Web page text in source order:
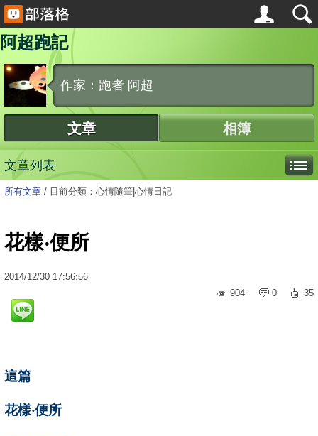
阿超跑記
作家：跑者 阿超
文章 相簿
文章列表
所有文章 / 目前分類：心情隨筆|心情日記
花樣‧便所
2014/12/30 17:56:56
904
0 35
這篇
花樣‧便所